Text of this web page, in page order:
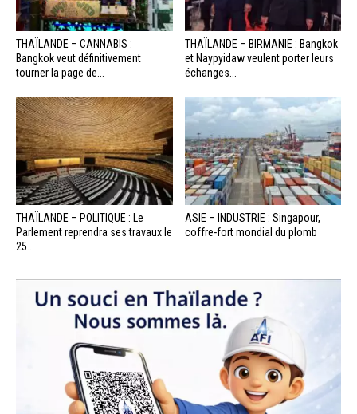
THAÏLANDE – CANNABIS :
Bangkok veut définitivement
tourner la page de...
THAÏLANDE – BIRMANIE : Bangkok
et Naypyidaw veulent porter leurs
échanges...
THAÏLANDE – POLITIQUE : Le
Parlement reprendra ses travaux le
25...
ASIE – INDUSTRIE : Singapour,
coffre-fort mondial du plomb